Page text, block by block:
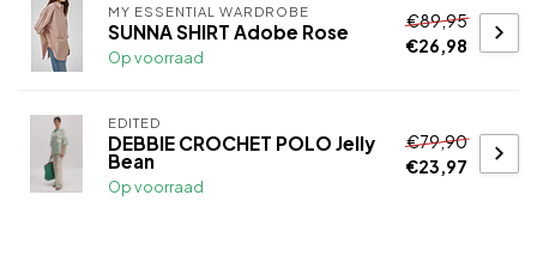
MY ESSENTIAL WARDROBE
SUNNA SHIRT Adobe Rose
Op voorraad
€89,95
€26,98
EDITED
DEBBIE CROCHET POLO Jelly
Bean
Op voorraad
€79,90
€23,97